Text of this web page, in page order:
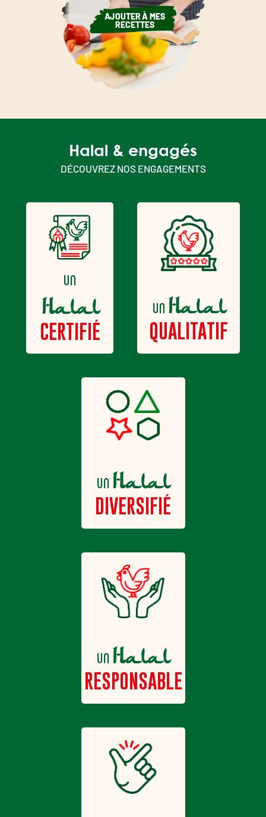
AJOUTER À MES
RECETTES
Halal & engagés
DÉCOUVREZ NOS ENGAGEMENTS
un
Halal
CERTIFIÉ
unHalal
QUALITATIF
unHalal
DIVERSIFIÉ
unHalal
RESPONSABLE